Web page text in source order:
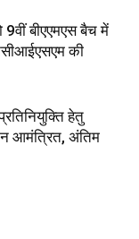
बीएएमएस बैच में
की
हेतु
आमंत्रित, अंतिम